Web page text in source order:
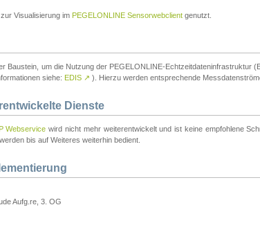
Visualisierung im PEGELONLINE Sensorwebclient genutzt.
Baustein, um die Nutzung der PEGELONLINE-Echtzeitdateninfrastruktur
siehe: EDIS ↗ ). Hierzu werden entsprechende
Dienste
Webservice wird nicht mehr weiterentwickelt und ist keine empfohlene
bis auf Weiteres weiterhin bedient.
Aufg.re, 3. OG